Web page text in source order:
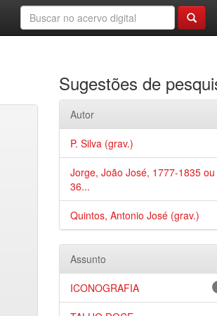
Sugestões de
Autor
P. Silva (grav.)
Jorge, João José, 1777-1835 ou
36...
Quintos, Antonio José (grav.)
Assunto
ICONOGRAFIA